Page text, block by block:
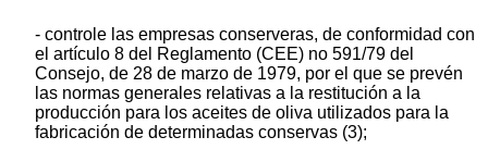
- controle las empresas conserveras, de conformidad con
el artículo 8 del Reglamento (CEE) no 591/79 del
Consejo, de 28 de marzo de 1979, por el que se prevén
las normas generales relativas a la restitución a la
producción para los aceites de oliva utilizados para la
fabricación de determinadas conservas (3);